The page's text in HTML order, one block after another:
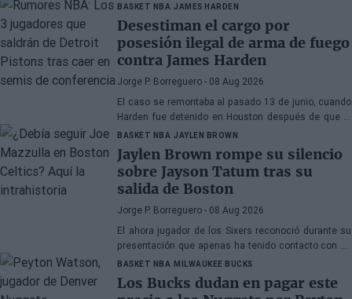
BASKET NBA JAMES HARDEN
Desestiman el cargo por
posesión ilegal de arma de fuego
contra James Harden
Jorge P. Borreguero - 08 Aug 2026
El caso se remontaba al pasado 13 de junio, cuando
Harden fue detenido en Houston después de que la
policía encontrara una pistola en su vehículo
BASKET NBA JAYLEN BROWN
Jaylen Brown rompe su silencio
sobre Jayson Tatum tras su
salida de Boston
Jorge P. Borreguero - 08 Aug 2026
El ahora jugador de los Sixers reconoció durante su
presentación que apenas ha tenido contacto con su
antiguo compañero
BASKET NBA MILWAUKEE BUCKS
Los Bucks dudan en pagar este